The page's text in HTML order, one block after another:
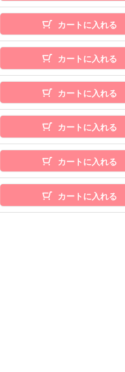
カートに入れる
カートに入れる
カートに入れる
カートに入れる
カートに入れる
カートに入れる